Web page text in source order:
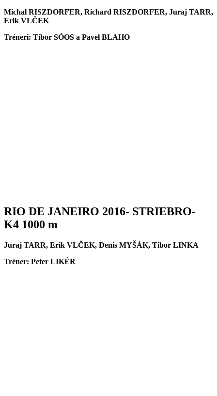
Michal RISZDORFER, Richard RISZDORFER, Juraj TARR,
Erik VLČEK
Tréneri: Tibor SÓOS a Pavel BLAHO
RIO DE JANEIRO 2016- STRIEBRO-
K4 1000 m
Juraj TARR, Erik VLČEK, Denis MYŠÁK, Tibor LINKA
Tréner: Peter LIKÉR